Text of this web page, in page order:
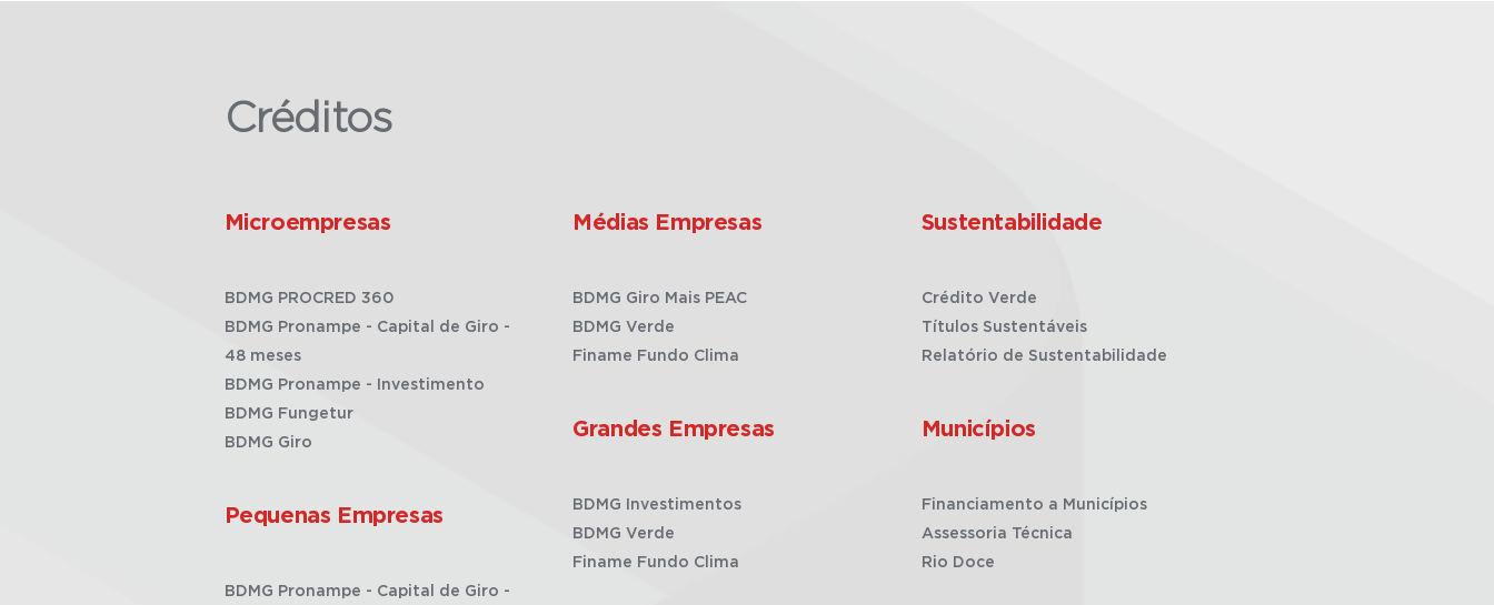
Créditos
Microempresas
BDMG PROCRED 360
BDMG Pronampe - Capital de Giro -
48 meses
BDMG Pronampe - Investimento
BDMG Fungetur
BDMG Giro
Pequenas Empresas
BDMG Pronampe - Capital de Giro -
Médias Empresas
BDMG Giro Mais PEAC
BDMG Verde
Finame Fundo Clima
Grandes Empresas
BDMG Investimentos
BDMG Verde
Finame Fundo Clima
Sustentabilidade
Crédito Verde
Títulos Sustentáveis
Relatório de Sustentabilidade
Municípios
Financiamento a Municípios
Assessoria Técnica
Rio Doce